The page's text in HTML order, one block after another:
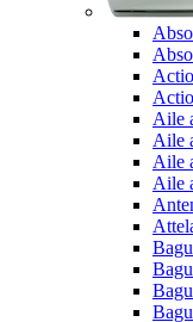
Aile
Aile
Aile
Aile